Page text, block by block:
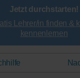
Jetzt durchstarten!
Lehrer/in finden &
kennenlernen